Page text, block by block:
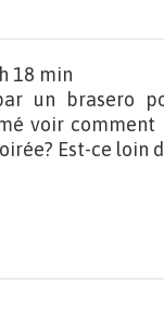
18 min
un brasero
voir comment
Est-ce loin